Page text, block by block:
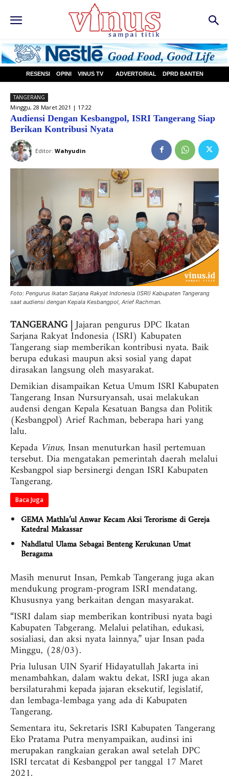
RESENSI OPINI VINUS TV ADVERTORIAL DPRD BANTEN
TANGERANG
Minggu, 28 Maret 2021 | 17:22
Audiensi Dengan Kesbangpol, ISRI Tangerang Siap
Berikan Kontribusi Nyata
Editor: Wahyudin
Foto: Pengurus Ikatan Sarjana Rakyat Indonesia (ISRI) Kabupaten Tangerang
saat audiensi dengan Kepala Kesbangpol, Arief Rachman.
TANGERANG |Jajaran pengurus DPC Ikatan
Sarjana Rakyat Indonesia (ISRI) Kabupaten
Tangerang siap memberikan kontribusi nyata. Baik
berupa edukasi maupun aksi sosial yang dapat
dirasakan langsung oleh masyarakat.
Demikian disampaikan Ketua Umum ISRI Kabupaten
Tangerang Insan Nursuryansah, usai melakukan
audensi dengan Kepala Kesatuan Bangsa dan Politik
(Kesbangpol) Arief Rachman, beberapa hari yang
lalu.
Kepada Vinus, Insan menuturkan hasil pertemuan
tersebut. Dia mengatakan pemerintah daerah melalui
Kesbangpol siap bersinergi dengan ISRI Kabupaten
Tangerang.
Baca Juga
GEMA Mathla’ul Anwar Kecam Aksi Terorisme di Gereja
Katedral Makassar
Nahdlatul Ulama Sebagai Benteng Kerukunan Umat
Beragama
Masih menurut Insan, Pemkab Tangerang juga akan
mendukung program-program ISRI mendatang.
Khususnya yang berkaitan dengan masyarakat.
“ISRI dalam siap memberikan kontribusi nyata bagi
Kabupaten Tabgerang. Melalui pelatihan, edukasi,
sosialiasi, dan aksi nyata lainnya,” ujar Insan pada
Minggu, (28/03).
Pria lulusan UIN Syarif Hidayatullah Jakarta ini
menambahkan, dalam waktu dekat, ISRI juga akan
bersilaturahmi kepada jajaran eksekutif, legislatif,
dan lembaga-lembaga yang ada di Kabupaten
Tangerang.
Sementara itu, Sekretaris ISRI Kabupaten Tangerang
Eko Pratama Putra menyampaikan, audinsi ini
merupakan rangkaian gerakan awal setelah DPC
ISRI tercatat di Kesbangpol per tanggal 17 Maret
2021.